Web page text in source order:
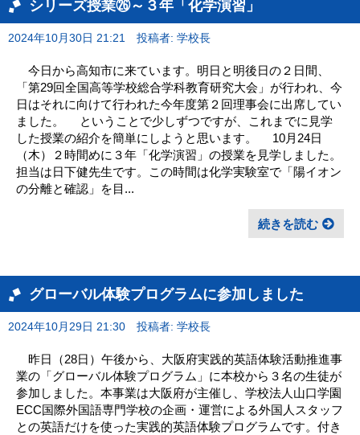
シリーズ授業㉖～３年「化学演習」
2024年10月30日 21:21 投稿者: 学校長
今日から高知市に来ています。明日と明後日の２日間、
「第29回全国高等学校総合学科教育研究大会」が行われ、今
日はそれに向けて行われた今年度第２回理事会に出席してい
ました。 ということで少しずつですが、これまでに見学
した授業の紹介を簡単にしようと思います。 10月24日
（木）２時間めに３年「化学演習」の授業を見学しました。
担当は日下健先生です。この時間は化学実験室で「陽イオン
の分離と確認」を目...
続きを読む
グローバル体験プログラムに参加しました
2024年10月29日 21:30 投稿者: 学校長
昨日（28日）午後から、大阪府実践的英語体験活動推進事
業の「グローバル体験プログラム」に本校から３名の生徒が
参加しました。本事業は大阪府が主催し、学校法人山口学園
ECC国際外国語専門学校の企画・運営による外国人スタッフ
との英語だけを使った実践的英語体験プログラムです。付き